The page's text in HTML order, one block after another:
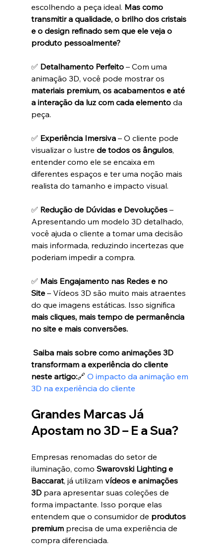
escolhendo a peça ideal. Mas como
transmitir a qualidade, o brilho dos cristais
e o design refinado sem que ele veja o
produto pessoalmente?
✅ Detalhamento Perfeito – Com uma
animação 3D, você pode mostrar os
materiais premium, os acabamentos e até
a interação da luz com cada elemento da
peça.
✅ Experiência Imersiva – O cliente pode
visualizar o lustre de todos os ângulos,
entender como ele se encaixa em
diferentes espaços e ter uma noção mais
realista do tamanho e impacto visual.
✅ Redução de Dúvidas e Devoluções –
Apresentando um modelo 3D detalhado,
você ajuda o cliente a tomar uma decisão
mais informada, reduzindo incertezas que
poderiam impedir a compra.
✅ Mais Engajamento nas Redes e no
Site – Vídeos 3D são muito mais atraentes
do que imagens estáticas. Isso significa
mais cliques, mais tempo de permanência
no site e mais conversões.
Saiba mais sobre como animações 3D
transformam a experiência do cliente
neste artigo:🔗 O impacto da animação em
3D na experiência do cliente
Grandes Marcas Já
Apostam no 3D – E a Sua?
Empresas renomadas do setor de
iluminação, como Swarovski Lighting e
Baccarat, já utilizam vídeos e animações
3D para apresentar suas coleções de
forma impactante. Isso porque elas
entendem que o consumidor de produtos
premium precisa de uma experiência de
compra diferenciada.